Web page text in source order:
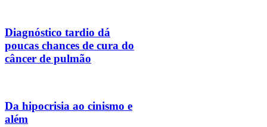
Diagnóstico tardio dá
poucas chances de cura do
câncer de pulmão
Da hipocrisia ao cinismo e
além